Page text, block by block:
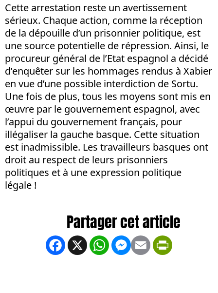
Cette arrestation reste un avertissement
sérieux. Chaque action, comme la réception
de la dépouille d’un prisonnier politique, est
une source potentielle de répression. Ainsi, le
procureur général de l’Etat espagnol a décidé
d’enquêter sur les hommages rendus à Xabier
en vue d’une possible interdiction de Sortu.
Une fois de plus, tous les moyens sont mis en
œuvre par le gouvernement espagnol, avec
l’appui du gouvernement français, pour
illégaliser la gauche basque. Cette situation
est inadmissible. Les travailleurs basques ont
droit au respect de leurs prisonniers
politiques et à une expression politique
légale !
Facebook
X WhatsApp
Messenger
Email